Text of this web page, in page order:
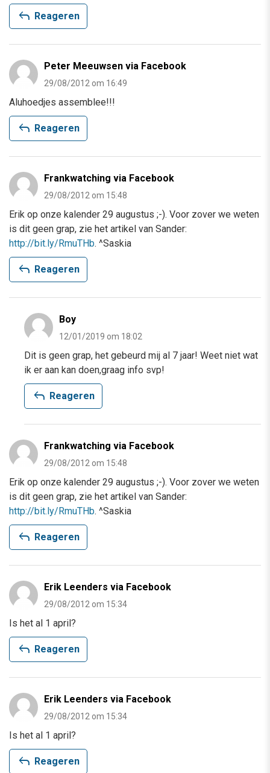
reply Reageren
Peter Meeuwsen via Facebook
29/08/2012 om 16:49
Aluhoedjes assemblee!!!
reply Reageren
Frankwatching via Facebook
29/08/2012 om 15:48
Erik op onze kalender 29 augustus ;-). Voor zover we weten
is dit geen grap, zie het artikel van Sander:
http://bit.ly/RmuTHb. ^Saskia
reply Reageren
Boy
12/01/2019 om 18:02
Dit is geen grap, het gebeurd mij al 7 jaar! Weet niet wat
ik er aan kan doen,graag info svp!
reply Reageren
Frankwatching via Facebook
29/08/2012 om 15:48
Erik op onze kalender 29 augustus ;-). Voor zover we weten
is dit geen grap, zie het artikel van Sander:
http://bit.ly/RmuTHb. ^Saskia
reply Reageren
Erik Leenders via Facebook
29/08/2012 om 15:34
Is het al 1 april?
reply Reageren
Erik Leenders via Facebook
29/08/2012 om 15:34
Is het al 1 april?
reply Reageren